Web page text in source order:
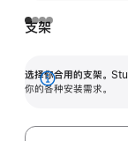
支架
选择你合用的支架。
你的各种安装需求。
展